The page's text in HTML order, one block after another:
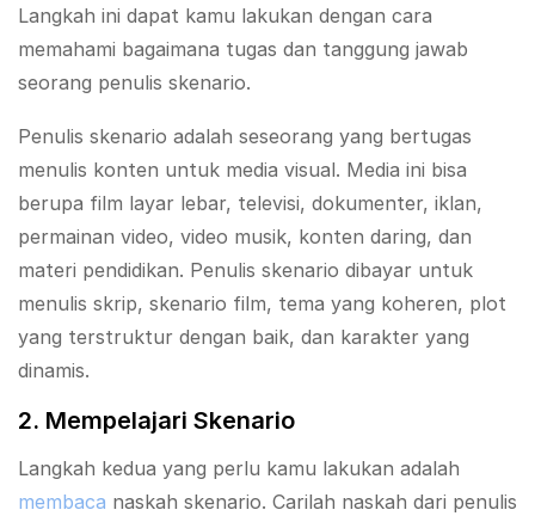
Langkah ini dapat kamu lakukan dengan cara
memahami bagaimana tugas dan tanggung jawab
seorang penulis skenario.
Penulis skenario adalah seseorang yang bertugas
menulis konten untuk media visual. Media ini bisa
berupa film layar lebar, televisi, dokumenter, iklan,
permainan video, video musik, konten daring, dan
materi pendidikan. Penulis skenario dibayar untuk
menulis skrip, skenario film, tema yang koheren, plot
yang terstruktur dengan baik, dan karakter yang
dinamis.
2. Mempelajari Skenario
Langkah kedua yang perlu kamu lakukan adalah
membaca naskah skenario. Carilah naskah dari penulis